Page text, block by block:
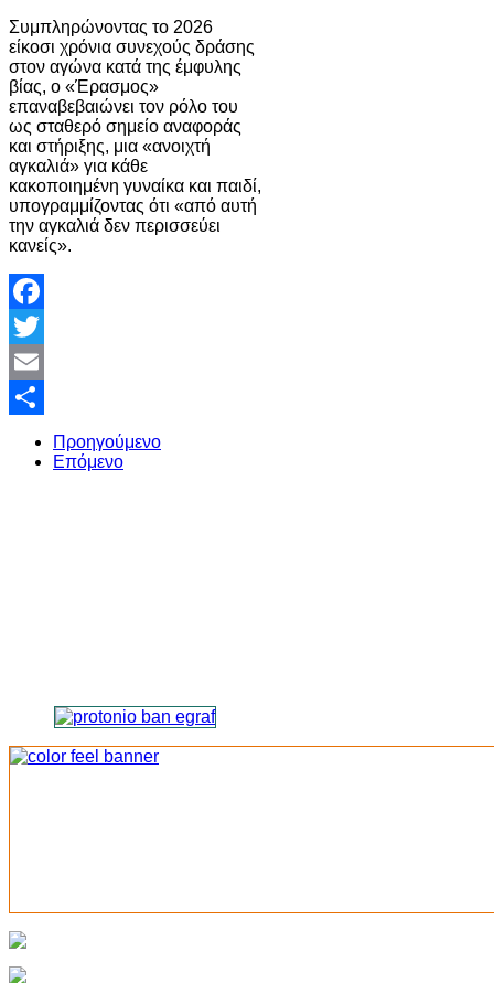
Συμπληρώνοντας το 2026
είκοσι χρόνια συνεχούς δράσης
στον αγώνα κατά της έμφυλης
βίας, ο «Έρασμος»
επαναβεβαιώνει τον ρόλο του
ως σταθερό σημείο αναφοράς
και στήριξης, μια «ανοιχτή
αγκαλιά» για κάθε
κακοποιημένη γυναίκα και παιδί,
υπογραμμίζοντας ότι «από αυτή
την αγκαλιά δεν περισσεύει
κανείς».
Facebook
Twitter
Email
Share
Προηγούμενο
Επόμενο